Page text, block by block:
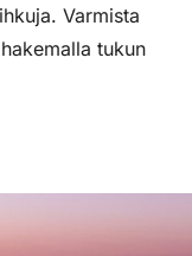
Varmista
tukun